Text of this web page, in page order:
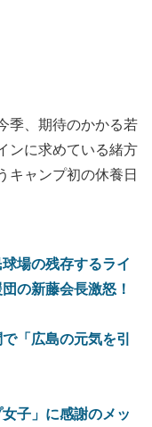
季、期待のかかる若
ンに求めている緒方
キャンプ初の休養日
場の残存するライ
の新藤会長激怒！
「広島の元気を引
子」に感謝のメッ